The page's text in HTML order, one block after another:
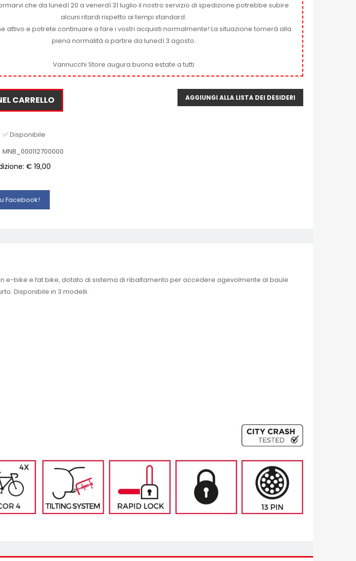
che da lunedì 20 a venerdì 31 luglio il nostro servizio di spedizione potrebbe subire
alcuni ritardi rispetto ai tempi standard.
attivo e potrete continuare a fare i vostri acquisti normalmente! La situazione tornerà alla
piena normalità a partire da lunedì 3 agosto.
Vannucchi Store augura buona estate a tutti
CARRELLO AGGIUNGI ALLA LISTA DEI DESIDERI
✅ Disponibile
MNB_000112700000
€ 19,00
Facebook!
e-bike e fat bike, dotato di sistema di ribaltamento per accedere agevolmente al baule
Disponibile in 3 modelli.